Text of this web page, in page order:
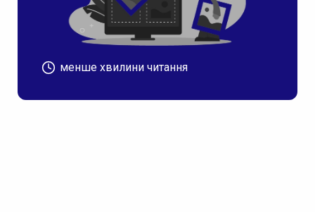
менше хвилини читання